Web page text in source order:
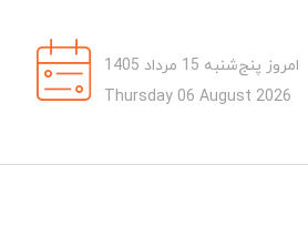
امروز پنج‌شنبه 15 مرداد 1405
Thursday 06 August 2026